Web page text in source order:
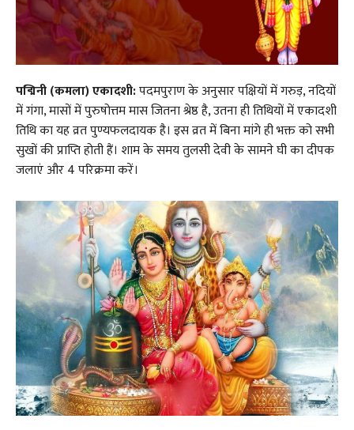
पद्मिनी (कमला) एकादशी:पदमपुराण के अनुसार पक्षियों में गरुड़, नदियों
में गंगा, मासों में पुरुषोत्तम मास जितना श्रेष्ठ है, उतना ही तिथियों में एकादशी
तिथि का यह व्रत पुण्यफलदायक है। इस व्रत में बिना मांगे ही भक्त को सभी
सुखों की प्राप्ति होती हैं। शाम के समय तुलसी देवी के सामने घी का दीपक
जलाएं और 4 परिक्रमा करें।